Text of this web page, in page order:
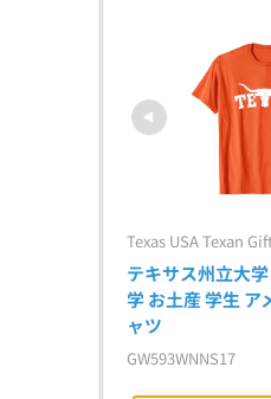
Texas USA Texan
テキサス州立大
学 お土産 学生 ア
ャツ
GW593WNNS17